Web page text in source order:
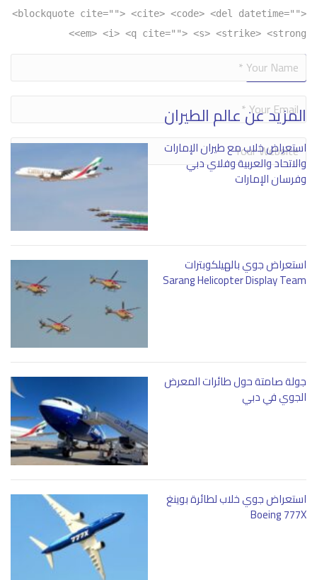
<blockquote cite=""> <cite> <code> <del datetime="">
<em> <i> <q cite=""> <s> <strike> <strong>
Alternative:
المزيد عن عالم الطيران
استعراض خلاب مع طيران الإمارات
والاتحاد والعربية وفلاي دبي
وفرسان الإمارات
استعراض جوي بالهيلكوبترات
Sarang Helicopter Display Team
جولة صامتة حول طائرات المعرض
الجوي في دبي
استعراض جوي خلاب لطائرة بوينغ
Boeing 777X